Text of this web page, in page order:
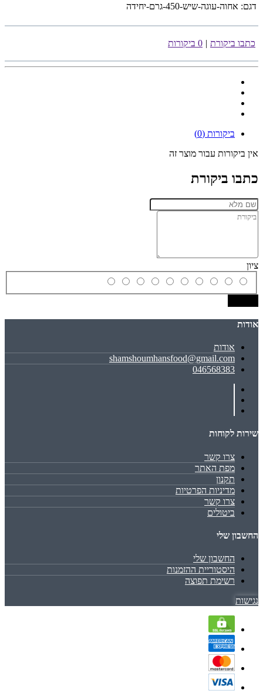
דגם: אחוה-עוגה-שיש-450-גרם-יחידה
כתבו ביקורת | 0 ביקורות
ביקורות (0)
אין ביקורות עבור מוצר זה
כתבו ביקורת
ציון
אודות
אודות
shamshoumhansfood@gmail.com
046568383
שירות לקוחות
צרו קשר
מפת האתר
תקנון
מדיניות הפרטיות
צרו קשר
ביטולים
החשבון שלי
החשבון שלי
היסטוריית ההזמנות
רשימת תפוצה
נגישות